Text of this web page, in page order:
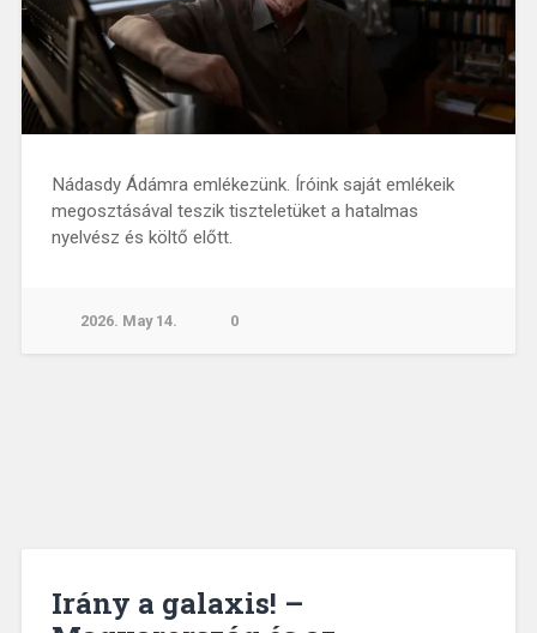
Nádasdy Ádámra emlékezünk. Íróink saját emlékeik
megosztásával teszik tiszteletüket a hatalmas
nyelvész és költő előtt.
2026. May 14. 0
Irány a galaxis! –